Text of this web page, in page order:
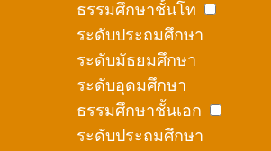
ธรรมศึกษาชั้นโท
ระดับประถมศึกษา
ระดับมัธยมศึกษา
ระดับอุดมศึกษา
ธรรมศึกษาชั้นเอก
ระดับประถมศึกษา